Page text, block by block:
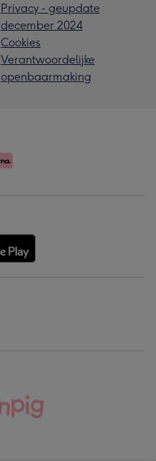
Privacy - geupdate
december 2024
Cookies
Verantwoordelijke
openbaarmaking